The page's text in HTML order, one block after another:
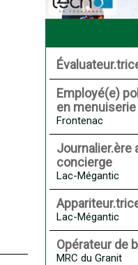
Employé(e)
en
Frontenac
Journalier.ère
concierge
Lac-Mégantic
Lac-Mégantic
Opérateur de
MRC du Granit